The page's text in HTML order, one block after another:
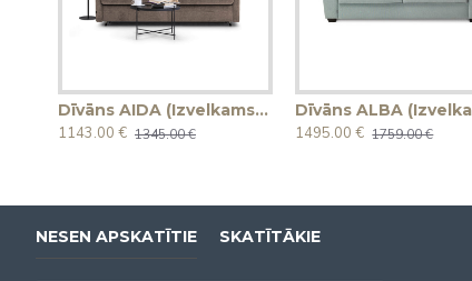
Dīvāns AIDA (Izvelkams) (Divvietīgs)
1143.00 € 1345.00 €
1495.00 € 1759.00 €
NESEN APSKATĪTIE SKATĪTĀKIE